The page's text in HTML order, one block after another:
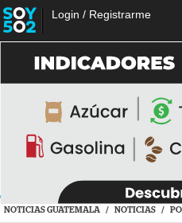
Login / Registrarme
NOTICIAS GUATEMALA / NOTICIAS /